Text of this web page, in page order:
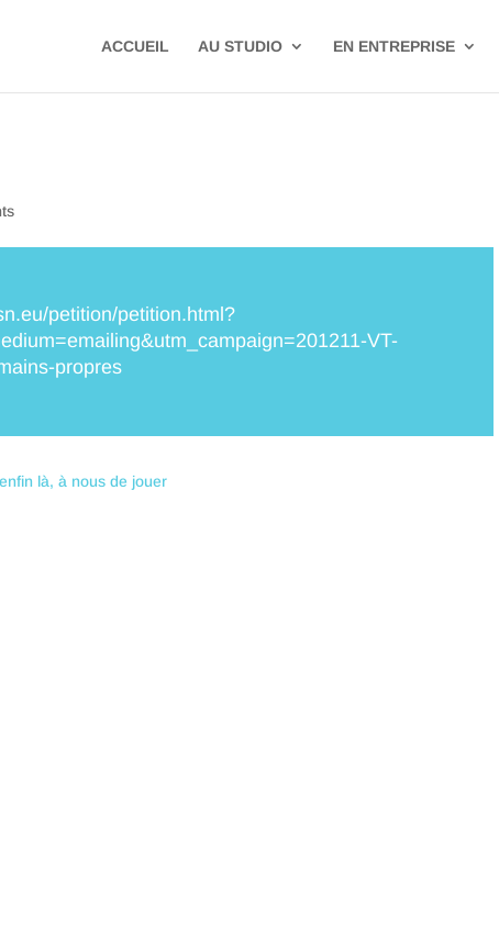
ACCUEIL AU STUDIO EN ENTREPRISE
petition/petition.html?
VT-
propres
là, à nous de jouer